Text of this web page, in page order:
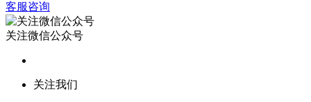
客服咨询
关注微信公众号
关注我们